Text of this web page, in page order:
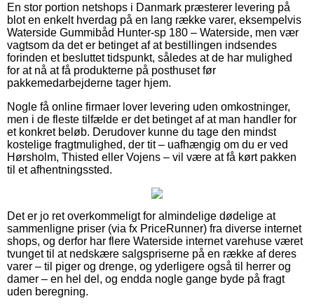
En stor portion netshops i Danmark præsterer levering på
blot en enkelt hverdag på en lang række varer, eksempelvis
Waterside Gummibåd Hunter-sp 180 – Waterside, men vær
vagtsom da det er betinget af at bestillingen indsendes
forinden et besluttet tidspunkt, således at de har mulighed
for at nå at få produkterne på posthuset før
pakkemedarbejderne tager hjem.
Nogle få online firmaer lover levering uden omkostninger,
men i de fleste tilfælde er det betinget af at man handler for
et konkret beløb. Derudover kunne du tage den mindst
kostelige fragtmulighed, der tit – uafhængig om du er ved
Hørsholm, Thisted eller Vojens – vil være at få kørt pakken
til et afhentningssted.
Det er jo ret overkommeligt for almindelige dødelige at
sammenligne priser (via fx PriceRunner) fra diverse internet
shops, og derfor har flere Waterside internet varehuse været
tvunget til at nedskære salgspriserne på en række af deres
varer – til piger og drenge, og yderligere også til herrer og
damer – en hel del, og endda nogle gange byde på fragt
uden beregning.